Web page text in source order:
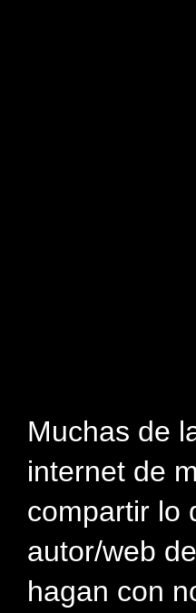
Muchas de
internet de
compartir lo
autor/web
hagan con